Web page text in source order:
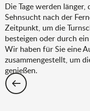
Die Tage werden
Sehnsucht nach der
Zeitpunkt, um die
besteigen oder durch
Wir haben für Sie eine
zusammengestellt, um
genießen.
Wandern: Die